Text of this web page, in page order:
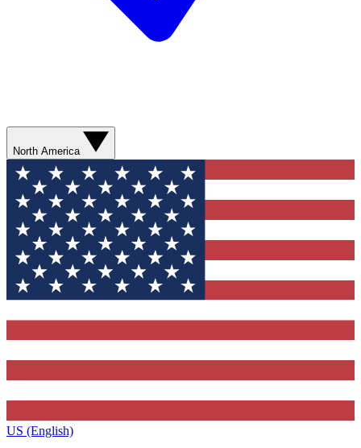
North America
US (English)